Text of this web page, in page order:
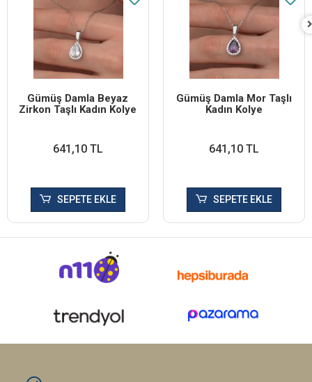
Gümüş Damla Beyaz
Zirkon Taşlı Kadın Kolye
641,10 TL
SEPETE EKLE
Gümüş Damla Mor Taşlı
Kadın Kolye
641,10 TL
SEPETE EKLE